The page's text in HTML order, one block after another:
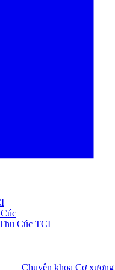
Cúc TCI
Chuyên khoa Cơ